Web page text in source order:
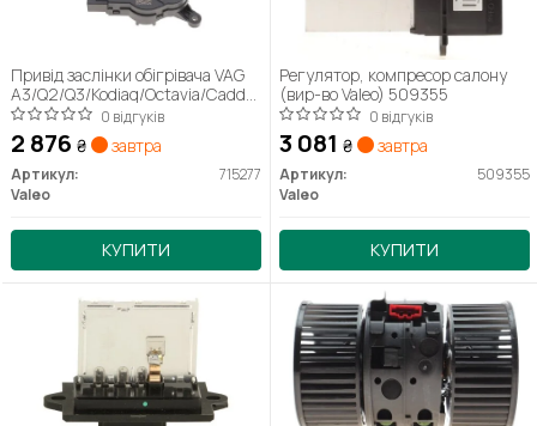
Привід заслінки обігрівача VAG
A3/Q2/Q3/Kodiaq/Octavia/Caddy/CC/Golf/Passat
"1,0-3,6 "03>>0 відгуків
2 876 ₴ завтра
Артикул:
715277
Valeo
КУПИТИ
Регулятор, компресор салону
(вир-во Valeo) 509355
0 відгуків
3 081 ₴ завтра
Артикул:
509355
Valeo
КУПИТИ